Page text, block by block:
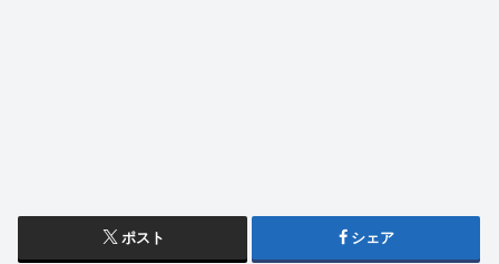
ポスト シェア